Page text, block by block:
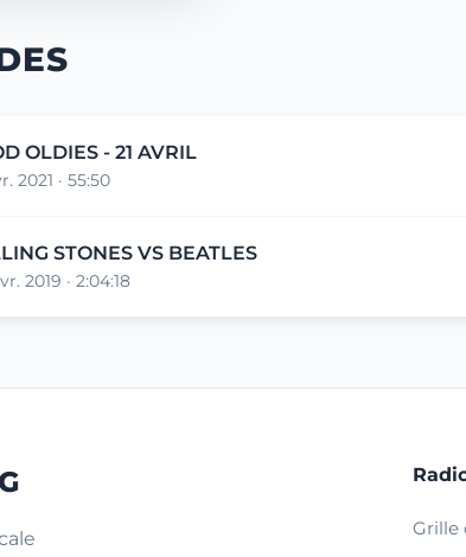
OLDIES - 21 AVRIL
2021 · 55:50
STONES VS BEATLES
2019 · 2:04:18
Grille